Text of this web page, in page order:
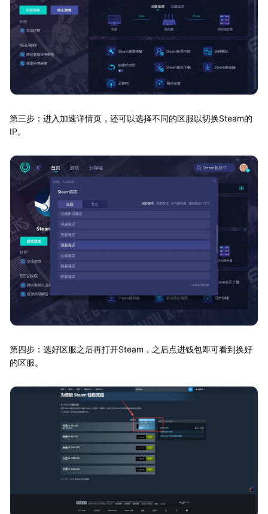
第三步：进入加速详情页，还可以选择不同的区服以切换Steam的
IP。
第四步：选好区服之后再打开Steam，之后点进钱包即可看到换好
的区服。